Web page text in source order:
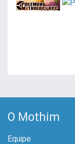
O Mothim
Equipe